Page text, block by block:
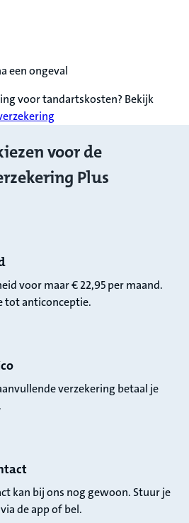
een ongeval
voor tandartskosten? Bekijk
voor de
Plus
voor maar € 22,95 per maand.
tot anticonceptie.
verzekering betaal je
kan bij ons nog gewoon. Stuur je
de app of bel.